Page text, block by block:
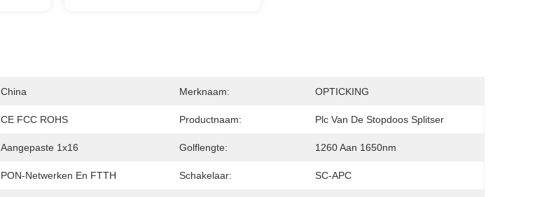
China Merknaam: OPTICKING
CE FCC ROHS Productnaam: Plc Van De Stopdoos Splitser
Aangepaste 1x16 Golflengte: 1260 Aan 1650nm
PON-Netwerken En FTTH Schakelaar: SC-APC